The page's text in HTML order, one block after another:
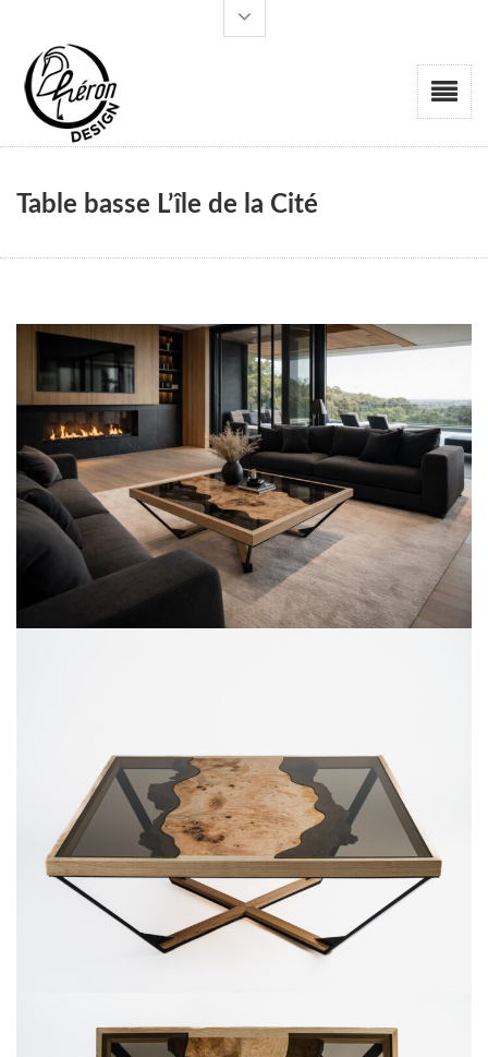
Table basse L’île de la Cité